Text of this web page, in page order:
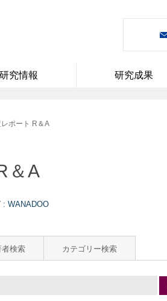
研究情報 研究成果
ポート R＆A
＆A
WANADOO
検索 カテゴリー検索